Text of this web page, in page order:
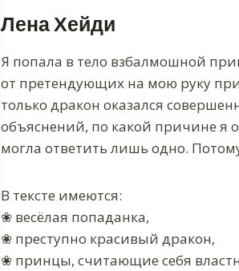
Лена Хейди
Я попала в тело взбалмошной
от претендующих на мою руку
только дракон оказался
объяснений, по какой причине я
могла ответить лишь одно.
В тексте имеются:
❀ весёлая попаданка,
❀ преступно красивый дракон,
❀ принцы, считающие себя